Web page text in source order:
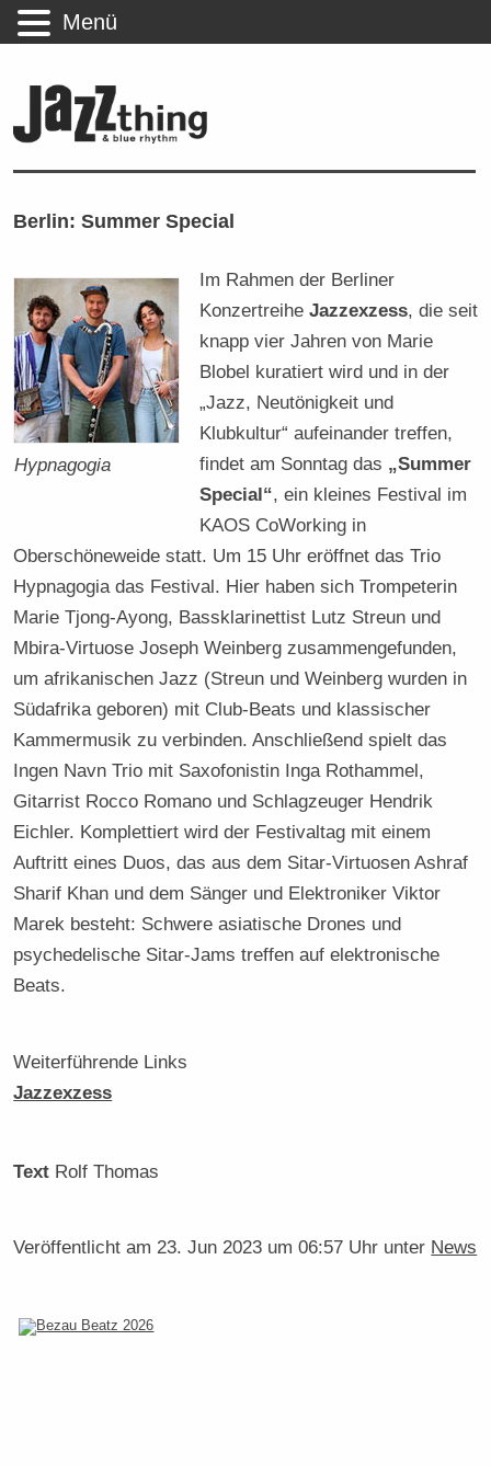
Berlin: Summer Special
Hypnagogia
Im Rahmen der Berliner
KonzertreiheJazzexzess, die seit
knapp vier Jahren von Marie
Blobel kuratiert wird und in der
„Jazz, Neutönigkeit und
Klubkultur“ aufeinander treffen,
findet am Sonntag das „Summer
Special“, ein kleines Festival im
KAOS CoWorking in
Oberschöneweide statt. Um 15 Uhr eröffnet das Trio
Hypnagogia das Festival. Hier haben sich Trompeterin
Marie Tjong-Ayong, Bassklarinettist Lutz Streun und
Mbira-Virtuose Joseph Weinberg zusammengefunden,
um afrikanischen Jazz (Streun und Weinberg wurden in
Südafrika geboren) mit Club-Beats und klassischer
Kammermusik zu verbinden. Anschließend spielt das
Ingen Navn Trio mit Saxofonistin Inga Rothammel,
Gitarrist Rocco Romano und Schlagzeuger Hendrik
Eichler. Komplettiert wird der Festivaltag mit einem
Auftritt eines Duos, das aus dem Sitar-Virtuosen Ashraf
Sharif Khan und dem Sänger und Elektroniker Viktor
Marek besteht: Schwere asiatische Drones und
psychedelische Sitar-Jams treffen auf elektronische
Beats.
Weiterführende Links
Jazzexzess
Text Rolf Thomas
Veröffentlicht am23. Jun 2023 um 06:57 Uhr unter News
Menü